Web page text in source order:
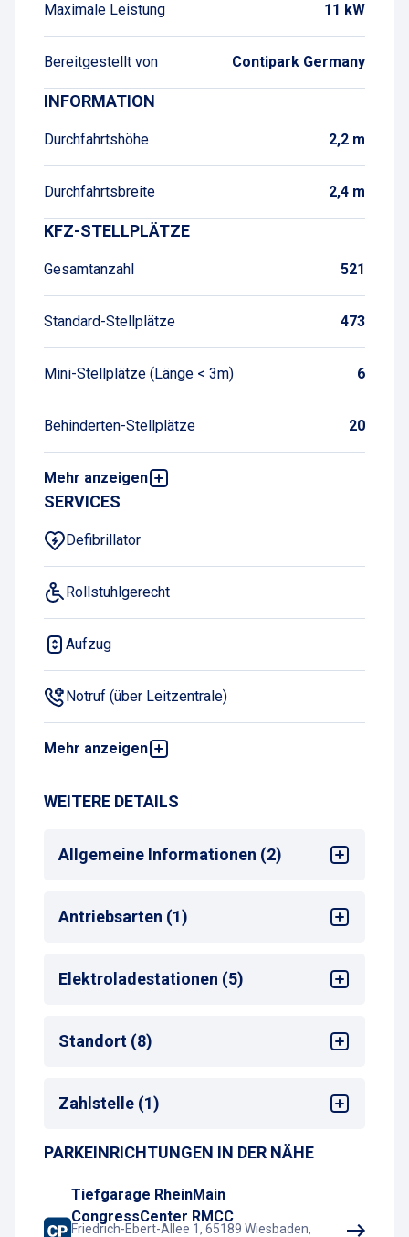
Maximale Leistung 11 kW
Bereitgestellt von Contipark Germany
INFORMATION
Durchfahrtshöhe 2,2 m
Durchfahrtsbreite 2,4 m
KFZ-STELLPLÄTZE
Gesamtanzahl 521
Standard-Stellplätze 473
Mini-Stellplätze (Länge < 3m) 6
Behinderten-Stellplätze 20
Mehr anzeigen
Frauen-Stellplätze
SERVICES
Defibrillator
Rollstuhlgerecht
Aufzug
Notruf (über Leitzentrale)
Mehr anzeigen
Erste-Hilfe-Kasten
WEITERE DETAILS
Allgemeine Informationen (2)
Mehrsprachige Bedienung am
Zahlautomaten
Antriebsarten (1)
Alle
Elektroladestationen (5)
Anzahl Ladepunkte
Ladestation (Betreiber)
kW
Ladestation (Standort)
Standort (8)
Sehenswürdigkeiten
Shopping-Center
Bahnhof
Hotel
Messe
Zahlstelle (1)
Kassenautomat
PARKEINRICHTUNGEN IN DER NÄHE
Tiefgarage RheinMain
CongressCenter RMCC
Friedrich-Ebert-Allee 1, 65189 Wiesbaden,